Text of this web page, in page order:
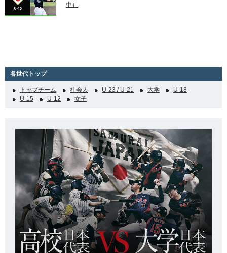
中）
各世代トップ
トップチーム 社会人 U-23 / U-21 大学
U-18
U-15
U-12 女子